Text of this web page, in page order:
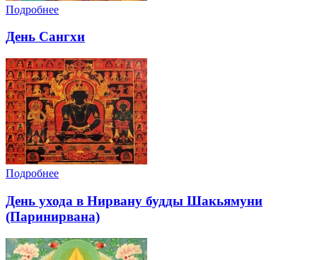
Подробнее
День Сангхи
Подробнее
День ухода в Нирвану будды Шакьямуни
(Паринирвана)